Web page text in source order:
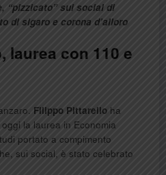
“pizzicato” sui social di
di sigaro e corona d’alloro
laurea con 110 e
Filippo Pittarello ha
la laurea in Economia
portato a compimento
sui social, è stato celebrato